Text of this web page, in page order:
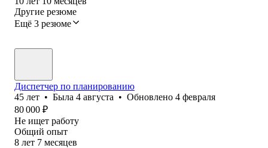
Другие резюме
Ещё 3 резюме
Диспетчер по планированию
45 лет • Была 4 августа • Обновлено 4 февраля
80 000 ₽
Не ищет работу
Общий опыт
8 лет 7 месяцев